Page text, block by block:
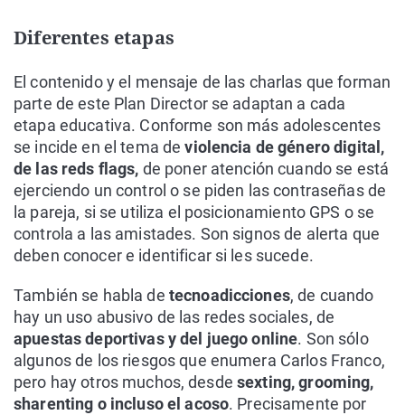
Diferentes etapas
El contenido y el mensaje de las charlas que forman
parte de este Plan Director se adaptan a cada
etapa educativa. Conforme son más adolescentes
se incide en el tema deviolencia de género digital,
de las reds flags, de poner atención cuando se está
ejerciendo un control o se piden las contraseñas de
la pareja, si se utiliza el posicionamiento GPS o se
controla a las amistades. Son signos de alerta que
deben conocer e identificar si les sucede.
También se habla de tecnoadicciones, de cuando
hay un uso abusivo de las redes sociales, de
apuestas deportivas y del juego online. Son sólo
algunos de los riesgos que enumera Carlos Franco,
pero hay otros muchos, desde sexting, grooming,
sharenting o incluso el acoso. Precisamente por